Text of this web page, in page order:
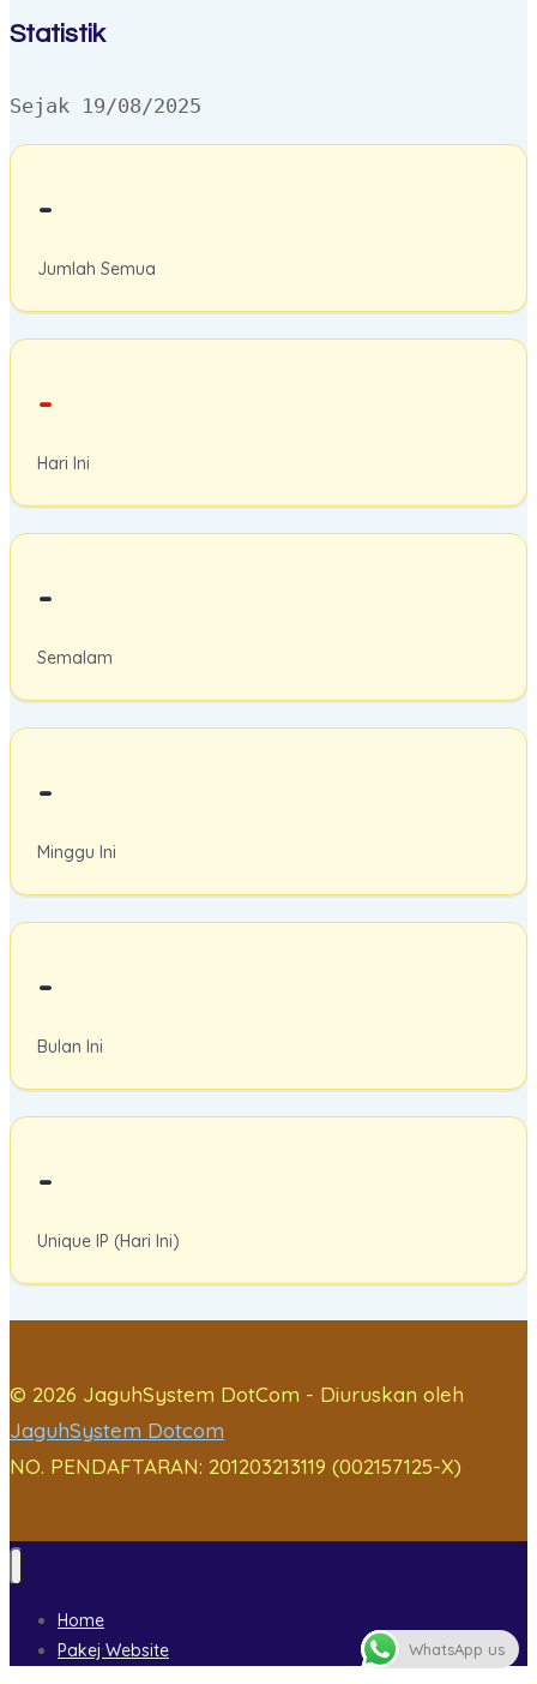
Statistik
Sejak 19/08/2025
-
Jumlah Semua
-
Hari Ini
-
Semalam
-
Minggu Ini
-
Bulan Ini
-
Unique IP (Hari Ini)
© 2026 JaguhSystem DotCom - Diuruskan oleh
JaguhSystem Dotcom
NO. PENDAFTARAN: 201203213119 (002157125-X)
WhatsApp us
Home
Pakej Website